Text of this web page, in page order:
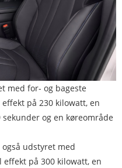
med for- og bageste
på 230 kilowatt, en
og en køreområde
også udstyret med
på 300 kilowatt, en